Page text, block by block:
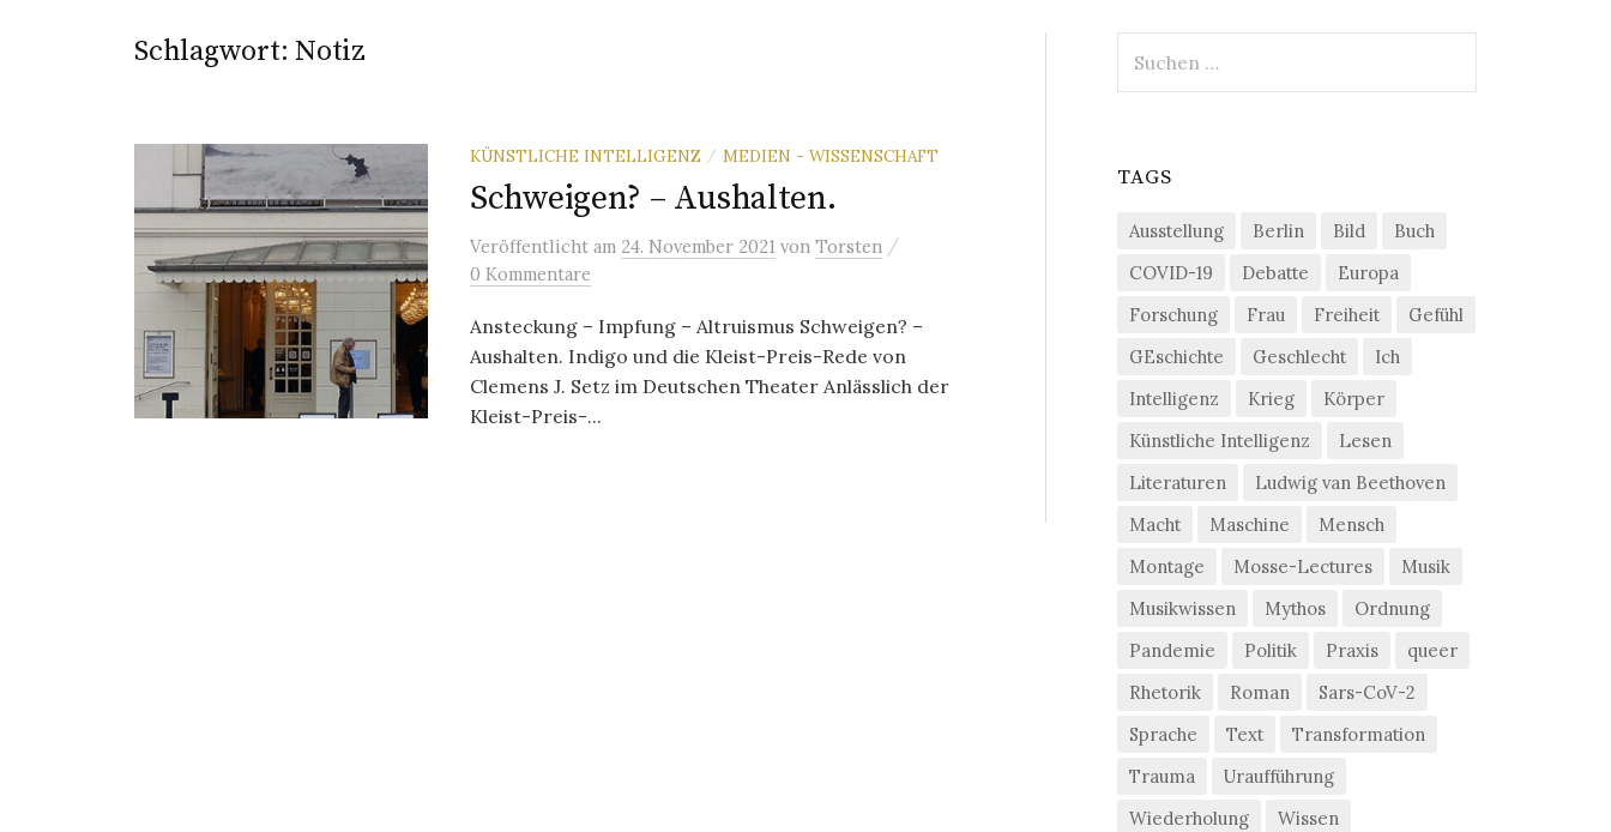
Schlagwort: Notiz
KÜNSTLICHE INTELLIGENZ / MEDIEN - WISSENSCHAFT
Schweigen? – Aushalten.
Veröffentlicht am 24. November 2021 von Torsten /
0 Kommentare
Ansteckung – Impfung – Altruismus Schweigen? –
Aushalten. Indigo und die Kleist-Preis-Rede von
Clemens J. Setz im Deutschen Theater Anlässlich der
Kleist-Preis-...
nach:
TAGS
Ausstellung Berlin Bild
Buch
COVID-19
Debatte
Europa
Forschung
Frau Freiheit
Gefühl
GEschichte
Geschlecht
Ich
Intelligenz
Krieg
Körper
Künstliche Intelligenz
Lesen
Literaturen
Ludwig van Beethoven
Macht
Maschine
Mensch
Montage
Mosse-Lectures
Musik
Musikwissen
Mythos
Ordnung
Pandemie
Politik Praxis
queer
Rhetorik
Roman
Sars-CoV-2
Sprache
Text
Transformation
Trauma
Uraufführung
Wiederholung
Wissen